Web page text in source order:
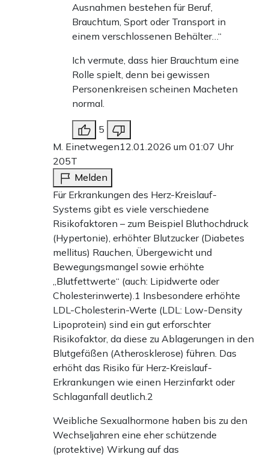
Ausnahmen bestehen für Beruf,
Brauchtum, Sport oder Transport in
einem verschlossenen Behälter…“
Ich vermute, dass hier Brauchtum eine
Rolle spielt, denn bei gewissen
Personenkreisen scheinen Macheten
normal.
5
M. Einetwegen12.01.2026 um 01:07 Uhr
205T
Melden
Für Erkrankungen des Herz-Kreislauf-
Systems gibt es viele verschiedene
Risikofaktoren – zum Beispiel Bluthochdruck
(Hypertonie), erhöhter Blutzucker (Diabetes
mellitus) Rauchen, Übergewicht und
Bewegungsmangel sowie erhöhte
„Blutfettwerte“ (auch: Lipidwerte oder
Cholesterinwerte).1 Insbesondere erhöhte
LDL-Cholesterin-Werte (LDL: Low-Density
Lipoprotein) sind ein gut erforschter
Risikofaktor, da diese zu Ablagerungen in den
Blutgefäßen (Atherosklerose) führen. Das
erhöht das Risiko für Herz-Kreislauf-
Erkrankungen wie einen Herzinfarkt oder
Schlaganfall deutlich.2
Weibliche Sexualhormone haben bis zu den
Wechseljahren eine eher schützende
(protektive) Wirkung auf das